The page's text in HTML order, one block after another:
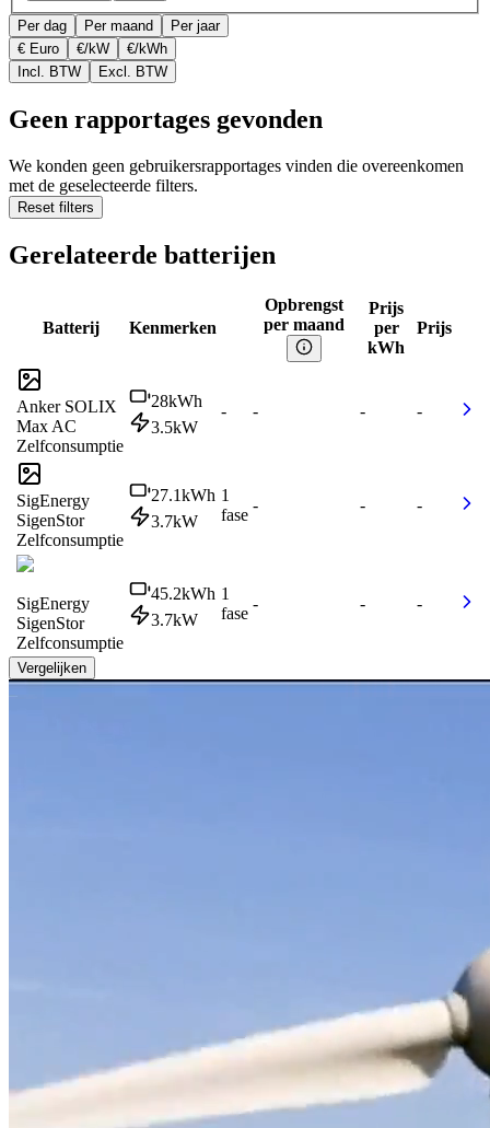
Per dag Per maand
Per jaar
€ Euro
€/kW
€/kWh
Incl. BTW
Excl. BTW
Geen rapportages gevonden
We konden geen gebruikersrapportages vinden die overeenkomen
met de geselecteerde filters.
Reset filters
Gerelateerde batterijen
Batterij Kenmerken
Opbrengst
per maand
Prijs
per
kWh
Prijs
Anker SOLIX
Max AC
Zelfconsumptie
28kWh
3.5kW
- - - -
SigEnergy
SigenStor
Zelfconsumptie
27.1kWh
3.7kW
1
fase
- - -
SigEnergy
SigenStor
Zelfconsumptie
45.2kWh
3.7kW
1
fase
- - -
Vergelijken